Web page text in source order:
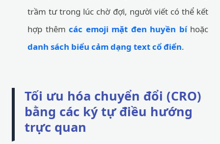
trầm tư trong lúc chờ đợi, người viết có thể kết
hợp thêm các emoji mặt đen huyền bíhoặc
danh sách biểu cảm dạng text cổ điển.
Tối ưu hóa chuyển đổi (CRO)
bằng các ký tự điều hướng
trực quan